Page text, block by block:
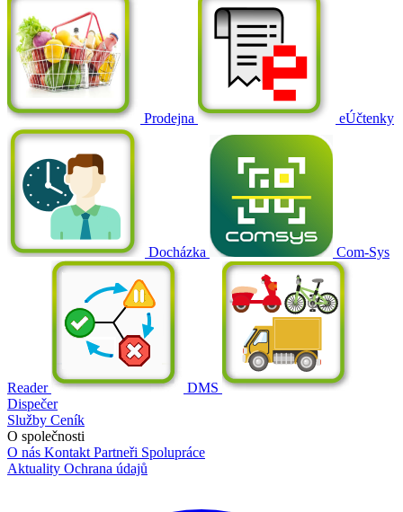
Prodejna eÚčtenky
Docházka Com-Sys
Reader
DMS
Dispečer
Služby Ceník
O společnosti
O nás Kontakt Partneři Spolupráce
Aktuality Ochrana údajů